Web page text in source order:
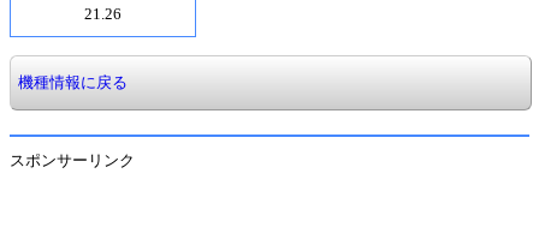
21.26
機種情報に戻る
スポンサーリンク